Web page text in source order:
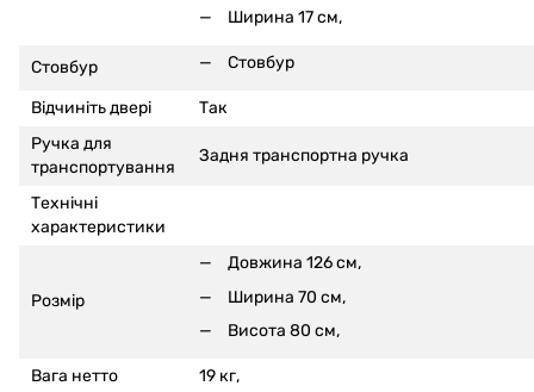
Ширина 17 см,
Стовбур Стовбур
Відчиніть двері
Так
Ручка для
транспортування
Задня транспортна ручка
Технічні
характеристики
Розмір
Довжина 126 см,
Ширина 70 см,
Висота 80 см,
Вага нетто
19 кг,